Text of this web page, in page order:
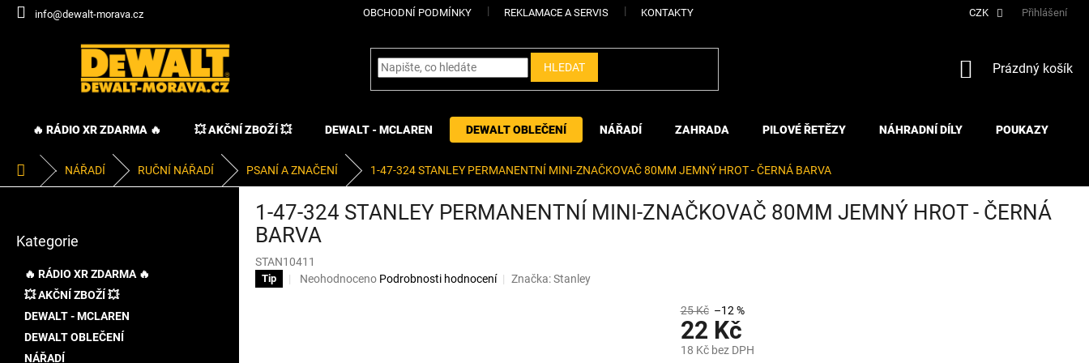
Přejít
info@dewalt-morava.cz OBCHODNÍ PODMÍNKY REKLAMACE A SERVIS KONTAKTY CZK Přihlášení
HLEDAT
NÁKUPNÍ
Prázdný košík
🔥 RÁDIO XR ZDARMA 🔥 💥 AKČNÍ ZBOŽÍ 💥 DEWALT - MCLAREN DEWALT OBLEČENÍ NÁŘADÍ ZAHRADA PILOVÉ ŘETĚZY NÁHRADNÍ DÍLY POUKAZY
Domů NÁŘADÍ RUČNÍ NÁŘADÍ PSANÍ A ZNAČENÍ 1-47-324 STANLEY PERMANENTNÍ MINI-ZNAČKOVAČ 80MM JEMNÝ HROT - ČERNÁ BARVA
kategorie
Kategorie
🔥 RÁDIO XR ZDARMA 🔥
💥 AKČNÍ ZBOŽÍ 💥
DEWALT - MCLAREN
DEWALT OBLEČENÍ
NÁŘADÍ
1-47-324 STANLEY PERMANENTNÍ MINI-ZNAČKOVAČ 80MM JEMNÝ HROT - ČERNÁ
BARVA
STAN10411
Tip
Průměrné
Neohodnoceno Podrobnosti hodnocení Značka:Stanley
25 Kč –12 %
22 Kč
18 Kč bez DPH